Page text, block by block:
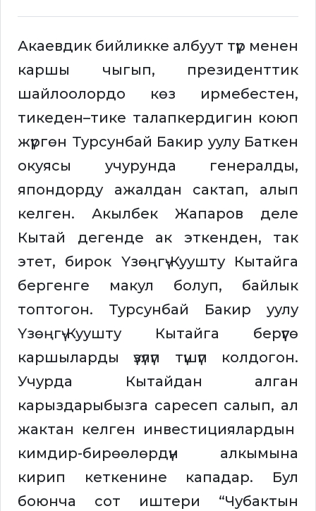
Акаевдик бийликке албуут түр менен
каршы чыгып, президенттик
шайлоолордо көз ирмебестен,
тикеден–тике талапкердигин коюп
жүргөн Турсунбай Бакир уулу Баткен
окуясы учурунда генералды,
япондорду ажалдан сактап, алып
келген. Акылбек Жапаров деле
Кытай дегенде ак эткенден, так
этет, бирок Үзөңгү-Куушту Кытайга
бергенге макул болуп, байлык
топтогон. Турсунбай Бакир уулу
Үзөңгү-Куушту Кытайга берүүгө
каршыларды үзүлүп түшүп колдогон.
Учурда Кытайдан алган
карыздарыбызга саресеп салып, ал
жактан келген инвестициялардын
кимдир-бирөөлөрдүн алкымына
кирип кеткенине кападар. Бул
боюнча сот иштери “Чубактын